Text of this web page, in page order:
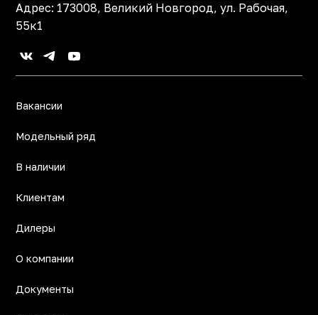
Адрес: 173008, Великий Новгород, ул. Рабочая,
55к1
Вакансии
Модельный ряд
В наличии
Клиентам
Дилеры
О компании
Документы